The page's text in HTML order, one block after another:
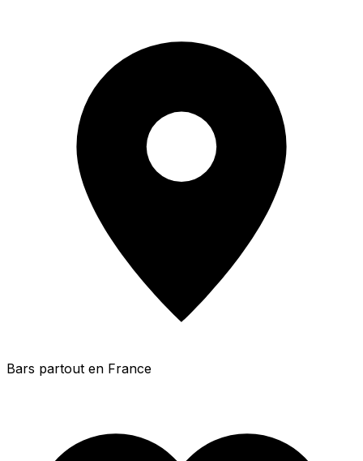
Bars partout en France